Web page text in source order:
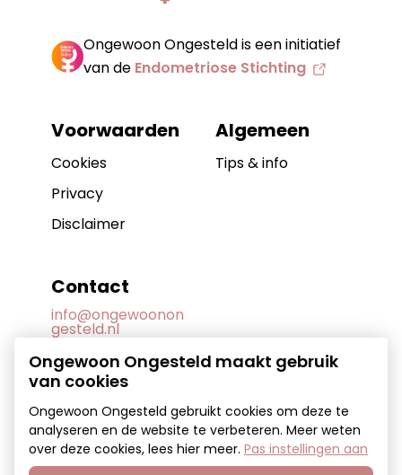
Ongewoon Ongesteld is een initiatief
van de Endometriose Stichting
Voorwaarden
Cookies
Privacy
Disclaimer
Algemeen
Tips & info
Contact
info@ongewoonon
gesteld.nl
Ongewoon Ongesteld maakt gebruik
van cookies
Ongewoon Ongesteld gebruikt cookies om deze te
analyseren en de website te verbeteren. Meer weten
over deze cookies, lees hier meer. Pas instellingen aan